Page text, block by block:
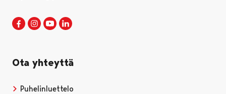
Porin kaupunki Facebookissa
Avautuu uudessa välilehdessä
Porin kaupunki Instagramissa
Avautuu uudessa välilehdessä
Porin kaupunki Youtubessa
Avautuu uudessa välilehdessä
Ota yhteyttä
Puhelinluettelo